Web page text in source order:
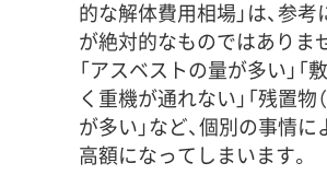
的な解体費用相場」は、参
が絶対的なものではありま
「アスベストの量が多い」「
く重機が通れない」「残置物
が多い」など、個別の事情
高額になってしまいます。